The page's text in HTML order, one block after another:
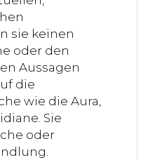
sie keinen
oder den
Aussagen
die
wie die Aura,
Sie
oder